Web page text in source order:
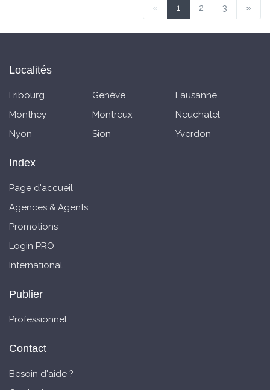
« 1 2 3 »
Localités
Fribourg Genève
Lausanne
Monthey
Montreux
Neuchatel
Nyon
Sion Yverdon
Index
Page d'accueil
Agences & Agents
Promotions
Login PRO
International
Publier
Professionnel
Contact
Besoin d'aide ?